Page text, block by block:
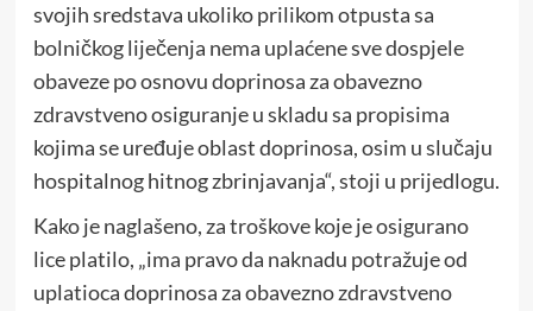
svojih sredstava ukoliko prilikom otpusta sa
bolničkog liječenja nema uplaćene sve dospjele
obaveze po osnovu doprinosa za obavezno
zdravstveno osiguranje u skladu sa propisima
kojima se uređuje oblast doprinosa, osim u slučaju
hospitalnog hitnog zbrinjavanja“, stoji u prijedlogu.
Kako je naglašeno, za troškove koje je osigurano
lice platilo, „ima pravo da naknadu potražuje od
uplatioca doprinosa za obavezno zdravstveno